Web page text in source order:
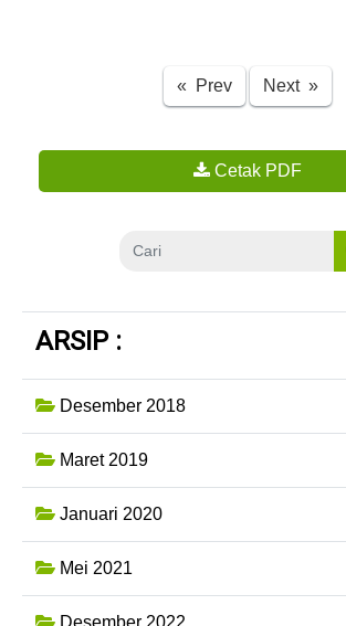
« PrevPrevious
Next »Next
Cetak PDF
ARSIP :
Desember 2018
Maret 2019
Januari 2020
Mei 2021
Desember 2022